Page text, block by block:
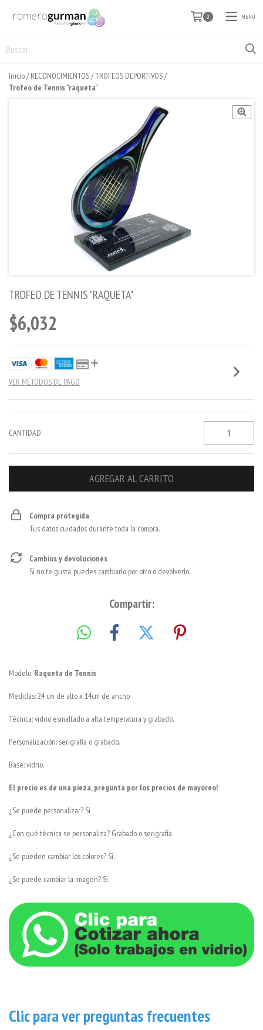
0 MENÚ
Inicio/ RECONOCIMIENTOS/TROFEOS DEPORTIVOS/
Trofeo de Tennis "raqueta"
TROFEO DE TENNIS "RAQUETA"
$6,032
VER MÉTODOS DE PAGO
CANTIDAD
Compra protegida
Tus datos cuidados durante toda la compra.
Cambios y devoluciones
Si no te gusta, puedes cambiarlo por otro o devolverlo.
Compartir:
Modelo: Raqueta de Tennis
Medidas: 24 cm de alto x 14cm de ancho
Técnica: vidrio esmaltado a alta temperatura y grabado.
Personalización: serigrafía o grabado.
Base: vidrio.
El precio es de una pieza, pregunta por los precios de mayoreo!
¿Se puede personalizar? Si
¿Con qué técnica se personaliza? Grabado o serigrafía.
¿Se pueden cambiar los colores? Si.
¿Se puede cambiar la imagen? Si.
Clic para ver preguntas frecuentes